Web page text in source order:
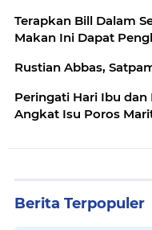
Terapkan Bill Dalam
Makan Ini Dapat
Rustian Abbas,
Peringati Hari Ibu dan
Angkat Isu Poros
Berita Terpopuler